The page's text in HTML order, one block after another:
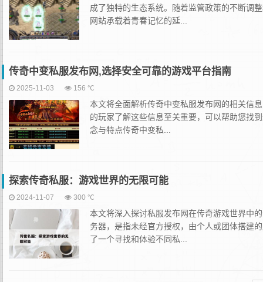
成了独特的生态系统。随着监管政策的不断调
网站承载着青春记忆的延...
传奇中变私服发布网,选择安全可靠的游戏平台指南
2025-11-03 156 ℃
本文将全面解析传奇中变私服发布网的相关信
的玩家了解这些信息至关重要，可以帮助您找
念与特点传奇中变私...
探索传奇私服：游戏世界的无限可能
2024-11-07 300 ℃
本文将深入探讨私服发布网在传奇游戏世界中
务器，是指未经官方授权，由个人或团体搭建
了一个寻找和体验不同私...